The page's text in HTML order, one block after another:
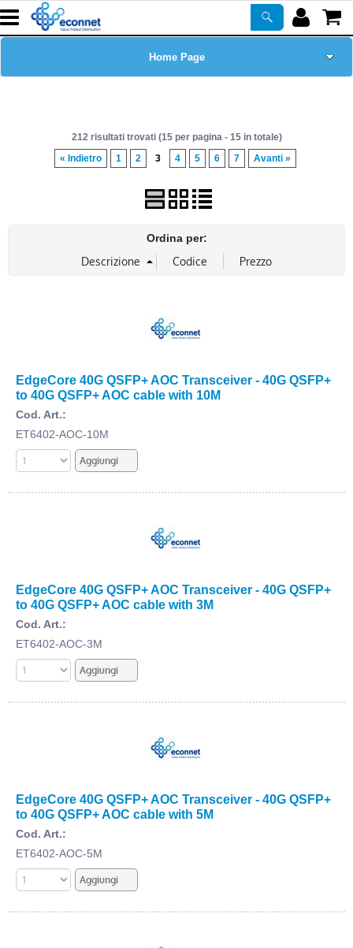
Home Page
Prodotti
Certificazioni
212 risultati trovati (15 per pagina - 15 in totale)
« Indietro
1 2 3 4 5 6 7 Avanti »
Ordina per:
EdgeCore 40G QSFP+ AOC Transceiver - 40G QSFP+
to 40G QSFP+ AOC cable with 10M
Cod. Art.:
ET6402-AOC-10M
EdgeCore 40G QSFP+ AOC Transceiver - 40G QSFP+
to 40G QSFP+ AOC cable with 3M
Cod. Art.:
ET6402-AOC-3M
EdgeCore 40G QSFP+ AOC Transceiver - 40G QSFP+
to 40G QSFP+ AOC cable with 5M
Cod. Art.:
ET6402-AOC-5M